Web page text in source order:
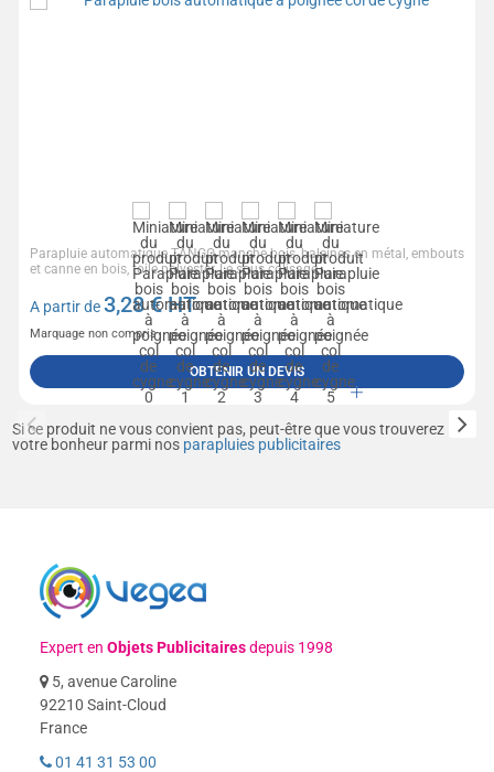
Parapluie automatique TANGO manche bois, baleines en métal, embouts
et canne en bois, toile polyester, Le sous colisage...
A partir de3,28€ HT
Marquage non compris
OBTENIR UN DEVIS
Si ce produit ne vous convient pas, peut-être que vous trouverez
votre bonheur parmi nos parapluies publicitaires
Expert enObjets Publicitairesdepuis 1998
5, avenue Caroline
92210 Saint-Cloud
France
01 41 31 53 00